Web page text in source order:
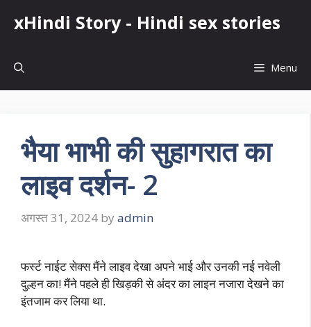
xHindi Story - Hindi sex stories
Menu
भैया भाभी की सुहागरात का
लाइव दर्शन- 2
अगस्त 31, 2024 by admin
फर्स्ट नाईट सेक्स मैंने लाइव देखा अपने भाई और उनकी नई नवेली
दुल्हन का! मैंने पहले ही खिड़की से अंदर का लाइन नजारा देखने का
इंतजाम कर लिया था.